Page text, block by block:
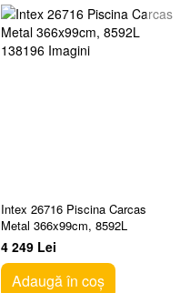
Intex 26716 Piscina Carcas
Metal 366x99cm, 8592L
4 249 Lei
Adaugă în coș